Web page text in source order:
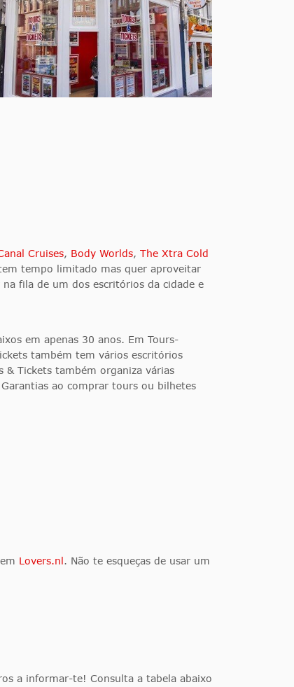
Cruises, Body Worlds, The Xtra Cold
tempo limitado mas quer aproveitar
fila de um dos escritórios da cidade e
em apenas 30 anos. Em Tours-
também tem vários escritórios
& Tickets também organiza várias
ao comprar tours ou bilhetes
Lovers.nl. Não te esqueças de usar um
a informar-te! Consulta a tabela abaixo